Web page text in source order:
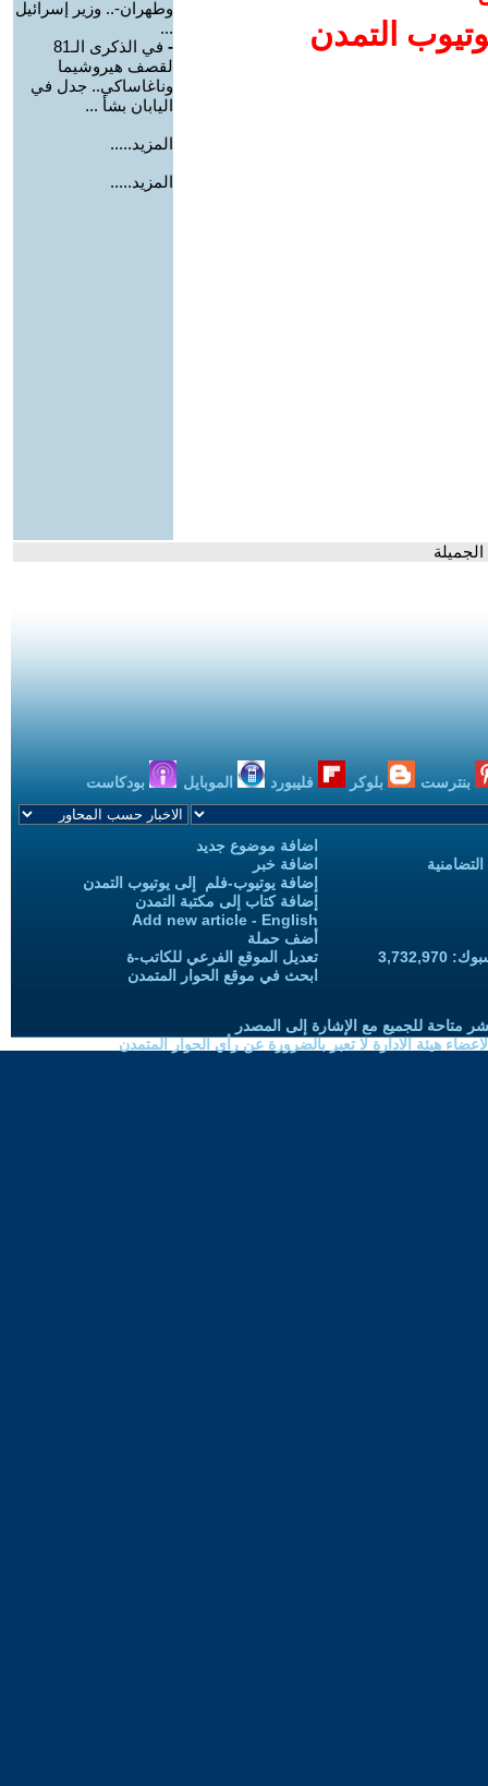
التمدن
وطهران-.. وزير إسرائيل
...
-
في الذكرى الـ81
لقصف هيروشيما
وناغاساكي.. جدل في
اليابان بشأ ...
المزيد.....
المزيد.....
بنترست بلوكر فليبورد الموبايل بودكاست
اضافة موضوع جديد
اضافة خبر
إضافة يوتيوب-فلم إلى يوتيوب التمدن
إضافة كتاب إلى مكتبة التمدن
Add new article - English
أضف حملة
تعديل الموقع الفرعي للكاتب-ة
ابحث في موقع الحوار المتمدن
متاحة للجميع مع الإشارة إلى المصدر
هيئة الادارة لا تعبر بالضرورة عن رأي الحوار المتمدن